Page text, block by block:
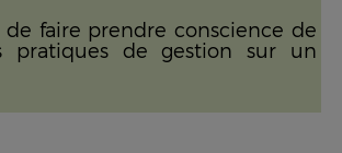
de faire prendre conscience de
pratiques de gestion sur un